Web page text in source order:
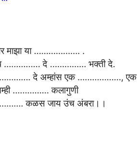
माझा या ………………. .
…………… दे …………… भक्ती दे.
दे अम्हांस एक ………………, एक
…………… कलागुणी
कळस जाय उंच अंबरा।।